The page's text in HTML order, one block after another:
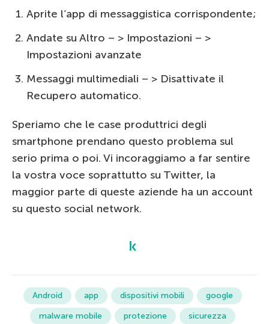
Aprite l’app di messaggistica corrispondente;
Andate su Altro – > Impostazioni – >
Impostazioni avanzate
Messaggi multimediali – > Disattivate il
Recupero automatico.
Speriamo che le case produttrici degli
smartphone prendano questo problema sul
serio prima o poi. Vi incoraggiamo a far sentire
la vostra voce soprattutto su Twitter, la
maggior parte di queste aziende ha un account
su questo social network.
Android app dispositivi mobili
google
malware mobile
protezione
sicurezza